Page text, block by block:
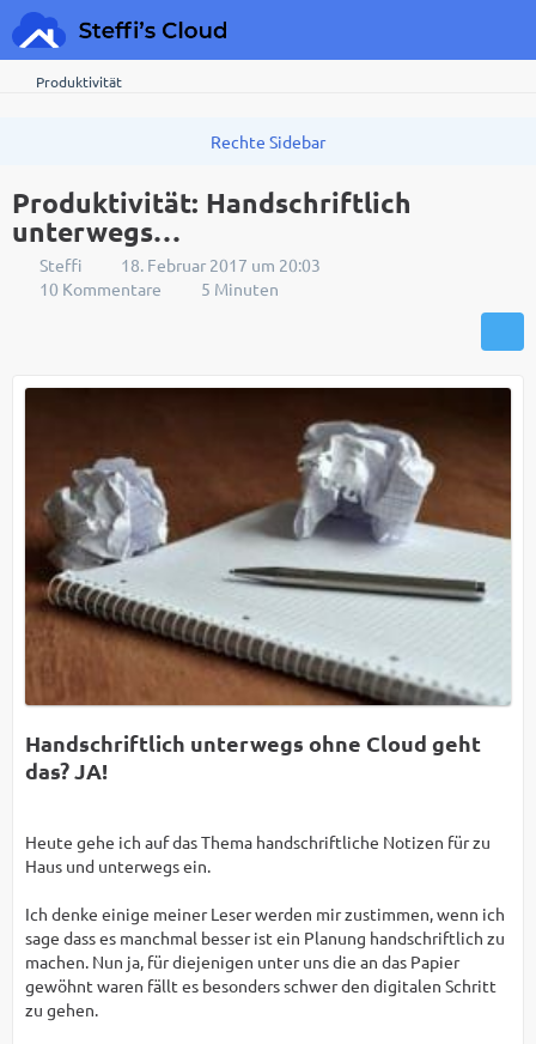
Produktivität
Produktivität: Handschriftlich
unterwegs…
Steffi
18. Februar 2017 um 20:03
10 Kommentare
5 Minuten
Handschriftlich unterwegs ohne Cloud geht
das? JA!
Heute gehe ich auf das Thema handschriftliche Notizen für zu
Haus und unterwegs ein.
Ich denke einige meiner Leser werden mir zustimmen, wenn ich
sage dass es manchmal besser ist ein Planung handschriftlich zu
machen. Nun ja, für diejenigen unter uns die an das Papier
gewöhnt waren fällt es besonders schwer den digitalen Schritt
zu gehen.